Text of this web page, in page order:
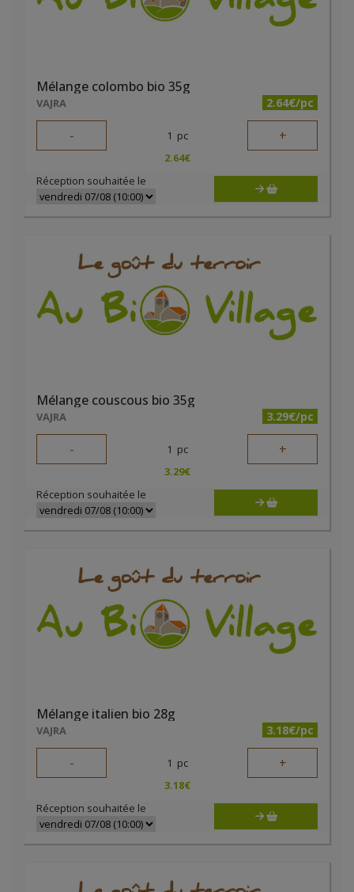
Mélange colombo bio 35g
VAJRA 2.64€/pc
- 1 pc +
2.64€
Réception souhaitée le
Mélange couscous bio 35g
VAJRA 3.29€/pc
- 1 pc +
3.29€
Réception souhaitée le
Mélange italien bio 28g
VAJRA 3.18€/pc
- 1 pc +
3.18€
Réception souhaitée le